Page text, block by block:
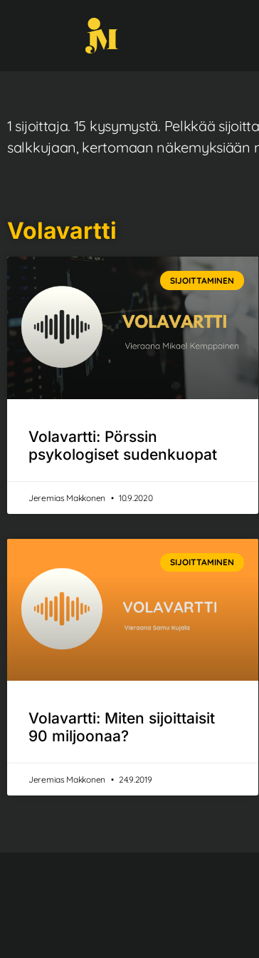
1 sijoittaja. 15 kysymystä. Pelkkää
salkkujaan, kertomaan näkemyksiään
Volavartti
SIJOITTAMINEN
Volavartti: Pörssin
psykologiset sudenkuopat
Jeremias Makkonen 10.9.2020
SIJOITTAMINEN
Volavartti: Miten sijoittaisit
90 miljoonaa?
Jeremias Makkonen 24.9.2019